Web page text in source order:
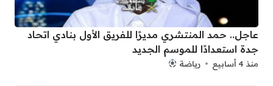
عاجل.. حمد المنتشري مديرًا للفريق الأول بنادي اتحاد
جدة استعدادًا للموسم الجديد
منذ 4 أسابيع رياضة